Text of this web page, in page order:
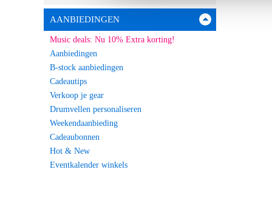
AANBIEDINGEN
Music deals: Nu 10% Extra korting!
Aanbiedingen
B-stock aanbiedingen
Cadeautips
Verkoop je gear
Drumvellen personaliseren
Weekendaanbieding
Cadeaubonnen
Hot & New
Eventkalender winkels